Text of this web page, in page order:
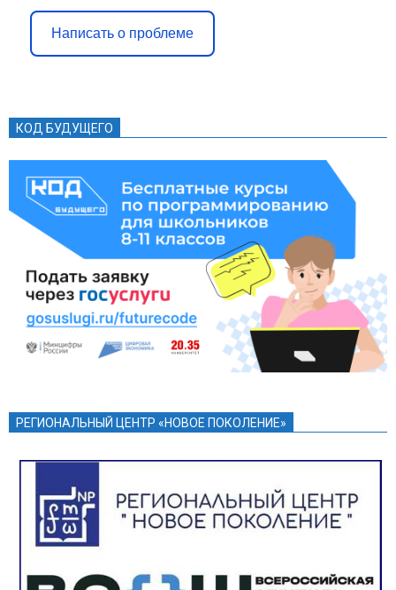
Написать о проблеме
КОД БУДУЩЕГО
РЕГИОНАЛЬНЫЙ ЦЕНТР «НОВОЕ ПОКОЛЕНИЕ»